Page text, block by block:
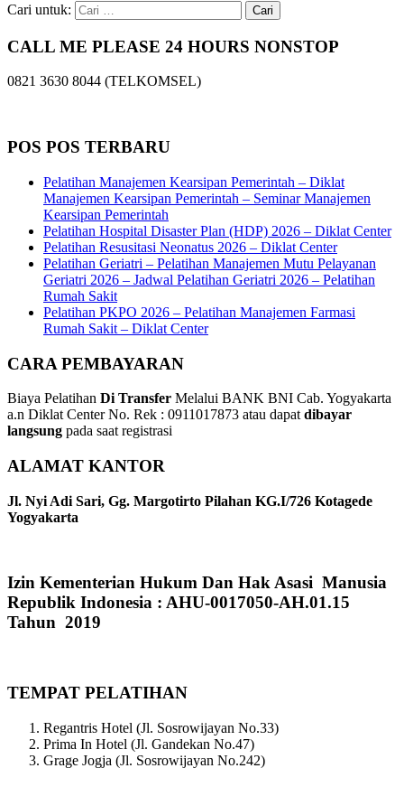
Cari untuk:
CALL ME PLEASE 24 HOURS NONSTOP
0821 3630 8044 (TELKOMSEL)
POS POS TERBARU
Pelatihan Manajemen Kearsipan Pemerintah – Diklat
Manajemen Kearsipan Pemerintah – Seminar Manajemen
Kearsipan Pemerintah
Pelatihan Hospital Disaster Plan (HDP) 2026 – Diklat Center
Pelatihan Resusitasi Neonatus 2026 – Diklat Center
Pelatihan Geriatri – Pelatihan Manajemen Mutu Pelayanan
Geriatri 2026 – Jadwal Pelatihan Geriatri 2026 – Pelatihan
Rumah Sakit
Pelatihan PKPO 2026 – Pelatihan Manajemen Farmasi
Rumah Sakit – Diklat Center
CARA PEMBAYARAN
Biaya Pelatihan Di Transfer Melalui BANK BNI Cab. Yogyakarta
a.n Diklat Center No. Rek : 0911017873 atau dapat dibayar
langsung pada saat registrasi
ALAMAT KANTOR
Jl. Nyi Adi Sari, Gg. Margotirto Pilahan KG.I/726 Kotagede
Yogyakarta
Izin Kementerian Hukum Dan Hak Asasi Manusia
Republik Indonesia : AHU-0017050-AH.01.15
Tahun 2019
TEMPAT PELATIHAN
Regantris Hotel (Jl. Sosrowijayan No.33)
Prima In Hotel (Jl. Gandekan No.47)
Grage Jogja (Jl. Sosrowijayan No.242)